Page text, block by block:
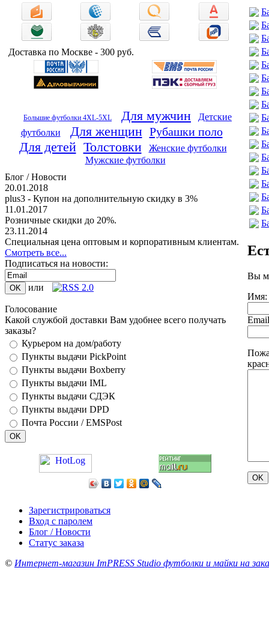
Доставка по Москве - 300 руб.
Большие футболки 4XL-5XL Для мужчин
Детские
футболки
Для женщин Рубашки поло
Для детей Толстовки
Женские футболки
Мужские футболки
Блог / Новости
20.01.2018
plus3 - Купон на дополнительную скидку в 3%
11.01.2017
Розничные скидки до 20%.
23.11.2014
Специальная цена оптовым и корпоративным клиентам.
Смотреть все...
Подписаться на новости:
или
Голосование
Какой службой доставки Вам удобнее всего получать
заказы?
Курьером на дом/работу
Пункты выдачи PickPoint
Пункты выдачи Boxberry
Пункты выдачи IML
Пункты выдачи СДЭК
Пункты выдачи DPD
Почта России / EMSPost
Вы
Имя:
Email
Зарегистрироваться
Вход с паролем
Блог / Новости
Статус заказа
© Интернет-магазин ImPRESS Studio футболки и майки на